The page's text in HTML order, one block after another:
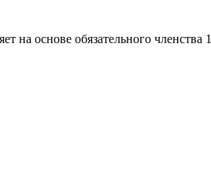
на основе обязательного членства